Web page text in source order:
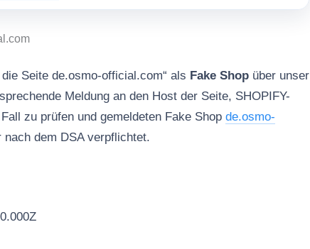
Seite de.osmo-official.com“ als Fake Shop über unser
Meldung an den Host der Seite, SHOPIFY-
zu prüfen und gemeldeten Fake Shop de.osmo-
dem DSA verpflichtet.